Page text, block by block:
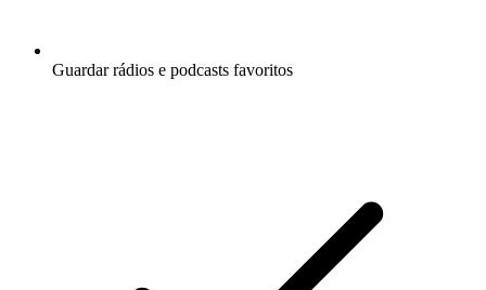
Guardar rádios e podcasts favoritos